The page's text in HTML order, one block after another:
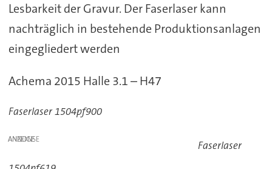
Lesbarkeit der Gravur. Der Faserlaser kann
nachträglich in bestehende Produktionsanlagen
eingegliedert werden
Achema 2015 Halle 3.1 – H47
Faserlaser 1504pf900
ANZEIGE
Faserlaser